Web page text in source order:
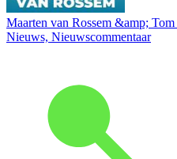
Maarten van Rossem &amp; Tom
Nieuws, Nieuwscommentaar